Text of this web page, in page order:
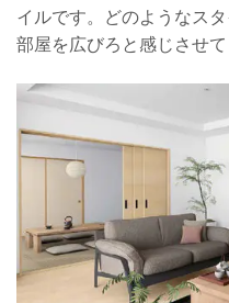
イルです。どのようなス
部屋を広びろと感じさせて